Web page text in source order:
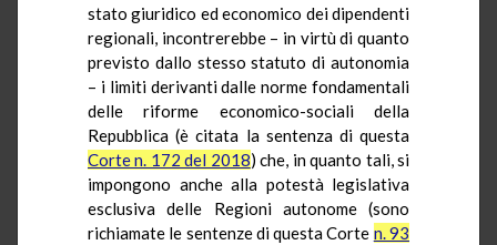
stato giuridico ed economico dei dipendenti
regionali, incontrerebbe – in virtù di quanto
previsto dallo stesso statuto di autonomia
– i limiti derivanti dalle norme fondamentali
delle riforme economico-sociali della
Repubblica (è citata la sentenza di questa
Corte n. 172 del 2018) che, in quanto tali, si
impongono anche alla potestà legislativa
esclusiva delle Regioni autonome (sono
richiamate le sentenze di questa Corte n. 93